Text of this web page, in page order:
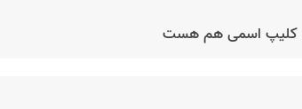
کلیپ اسمی هم هست